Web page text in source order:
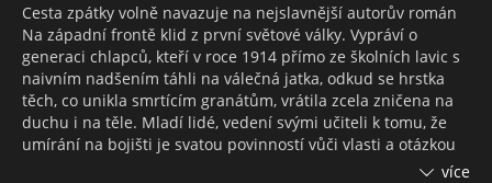
Cesta zpátky volně navazuje na nejslavnější autorův román
Na západní frontě klid z první světové války. Vypráví o
generaci chlapců, kteří v roce 1914 přímo ze školních lavic s
naivním nadšením táhli na válečná jatka, odkud se hrstka
těch, co unikla smrtícím granátům, vrátila zcela zničena na
duchu i na těle. Mladí lidé, vedení svými učiteli k tomu, že
umírání na bojišti je svatou povinností vůči vlasti a otázkou
osobní cti, poznali skutečnou tvář nesmyslného zabíjení avíce